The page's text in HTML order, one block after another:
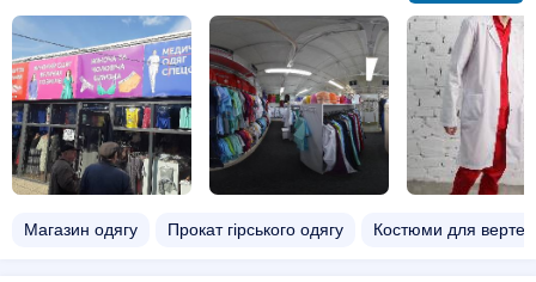
Магазин одягу Прокат гірського одягу Костюми для